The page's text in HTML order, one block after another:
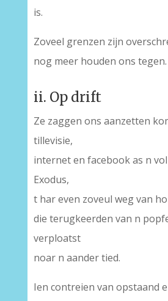
is.
Zoveel grenzen zijn
nog meer houden ons tegen.
ii. Op drift
Ze zaggen ons aanzetten
tillevisie,
internet en facebook as n
Exodus,
t har even zoveul weg van
die terugkeerden van n
verploatst
noar n aander tied.
Ien contreien van opstaand